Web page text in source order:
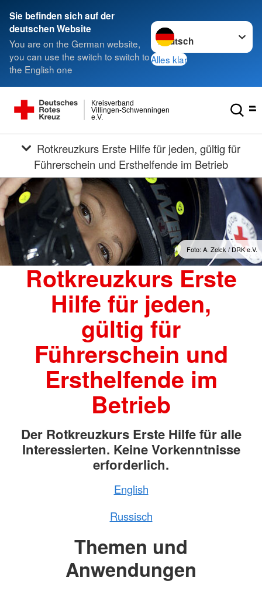
Sie befinden sich auf der
deutschen Website
You are on the German website,
you can use the switch to switch to
the English one
Sprache wechseln zu
Alles klar
e.V.
Villingen-Schwenningen
Kreisverband
Führerschein und Ersthelfende im Betrieb
Foto: A. Zelck / DRK e.V.
Rotkreuzkurs Erste
Hilfe für jeden,
gültig für
Führerschein und
Ersthelfende im
Betrieb
Der Rotkreuzkurs Erste Hilfe für alle
Interessierten. Keine Vorkenntnisse
erforderlich.
English
Russisch
Themen und
Anwendungen